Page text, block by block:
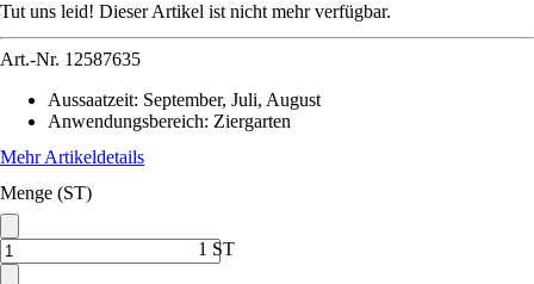
Tut uns leid! Dieser Artikel ist nicht mehr verfügbar.
Art.-Nr. 12587635
Aussaatzeit: September, Juli, August
Anwendungsbereich: Ziergarten
Mehr Artikeldetails
Menge (ST)
1 ST